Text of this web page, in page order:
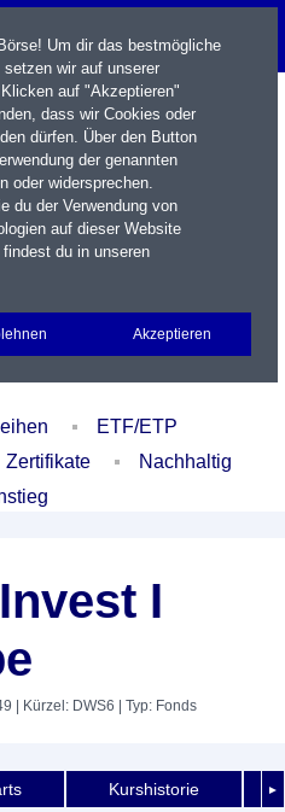
Portfolio Login
ETF/ETP
Zertifikate
Nachhaltig
I
| Kürzel: DWS6 | Typ: Fonds
►
Kurshistorie
Um dir das bestmögliche
wir auf unserer
auf "Akzeptieren"
dass wir Cookies oder
dürfen. Über den Button
der genannten
oder widersprechen.
du der Verwendung von
auf dieser Website
du in unseren
Akzeptieren